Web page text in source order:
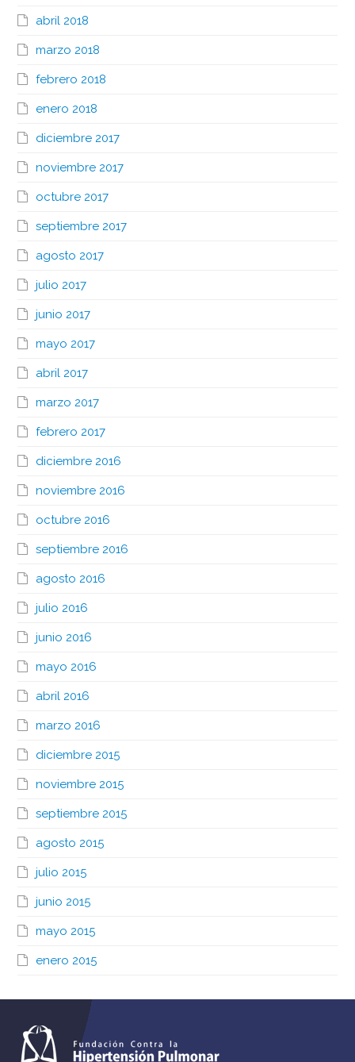
abril 2018
marzo 2018
febrero 2018
enero 2018
diciembre 2017
noviembre 2017
octubre 2017
septiembre 2017
agosto 2017
julio 2017
junio 2017
mayo 2017
abril 2017
marzo 2017
febrero 2017
diciembre 2016
noviembre 2016
octubre 2016
septiembre 2016
agosto 2016
julio 2016
junio 2016
mayo 2016
abril 2016
marzo 2016
diciembre 2015
noviembre 2015
septiembre 2015
agosto 2015
julio 2015
junio 2015
mayo 2015
enero 2015